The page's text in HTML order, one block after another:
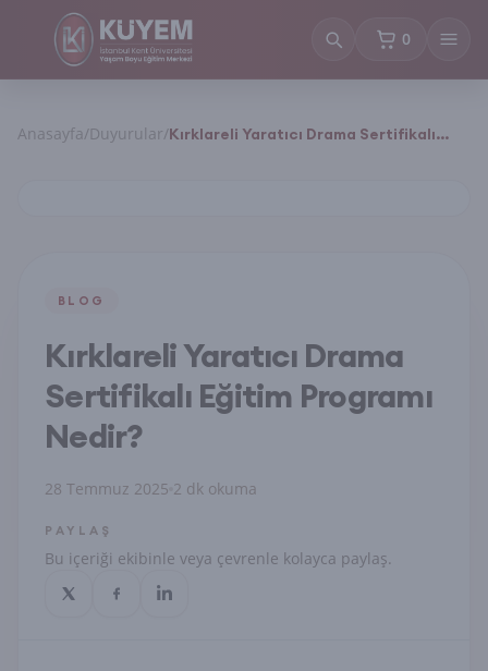
0
sepetteki
Anasayfa/Duyurular/Kırklareli Yaratıcı Drama Sertifikalı
BLOG
Kırklareli Yaratıcı Drama
Sertifikalı Eğitim Programı
Nedir?
28 Temmuz 2025 2 dk okuma
PAYLAŞ
Bu içeriği ekibinle veya çevrenle kolayca paylaş.